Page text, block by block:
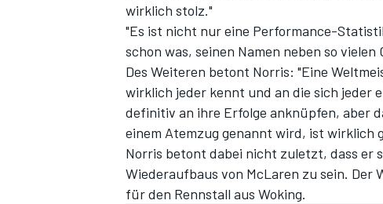
wirklich stolz."
"Es ist nicht nur eine Performance-
schon was, seinen Namen neben so
Des Weiteren betont Norris: "Eine
wirklich jeder kennt und an die sich jeder
definitiv an ihre Erfolge anknüpfen, aber
einem Atemzug genannt wird, ist wirklich
Norris betont dabei nicht zuletzt, dass er
Wiederaufbaus von McLaren zu sein. Der
für den Rennstall aus Woking.